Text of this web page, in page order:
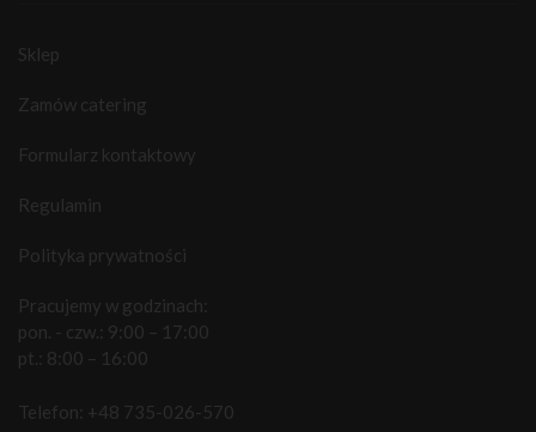
Sklep
Zamów catering
Formularz kontaktowy
Regulamin
Polityka prywatności
Pracujemy w godzinach:
pon. - czw.: 9:00 – 17:00
pt.: 8:00 – 16:00
Telefon: +48 735-026-570